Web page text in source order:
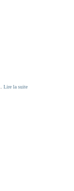
Lire la suite